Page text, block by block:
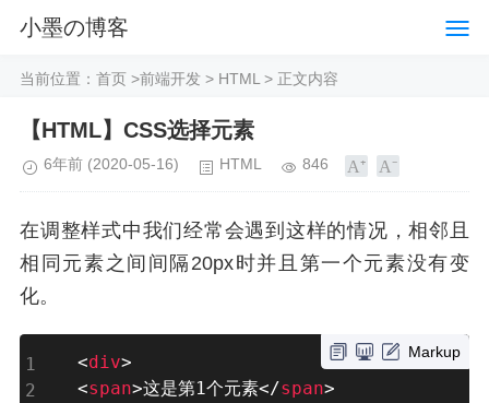
小墨の博客
当前位置： 首页 >前端开发 > HTML > 正文内容
【HTML】CSS选择元素
6年前 (2020-05-16) HTML 846
在调整样式中我们经常会遇到这样的情况，相邻且
相同元素之间间隔20px时并且第一个元素没有变
化。
Markup
<div>
<span>这是第1个元素</span>